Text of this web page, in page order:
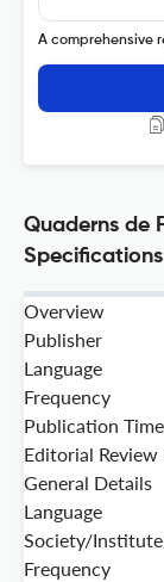
A comprehensive
Quaderns de
Specifications
Overview
Publisher
Language
Frequency
Publication Time
Editorial Review
General Details
Language
Society/
Frequency